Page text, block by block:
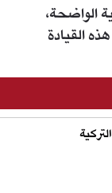
الواضحة،
القيادة